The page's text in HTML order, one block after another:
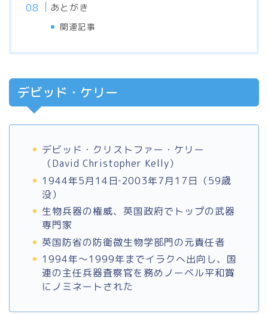
あとがき
関連記事
デビッド・ケリー
デビッド・クリストファー・ケリー
（David Christopher Kelly）
1944年5月14日‐2003年7月17日（59歳
没）
生物兵器の権威、英国政府でトップの武器
専門家
英国防省の防衛微生物学部門の元責任者
1994年～1999年までイラクへ出向し、国
連の主任兵器査察官を務めノーベル平和賞
にノミネートされた